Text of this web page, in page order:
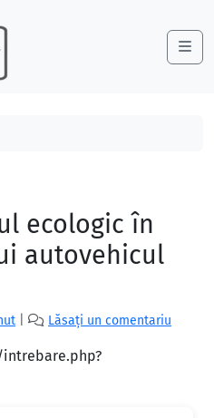
ecologic în
autovehicul
Lăsați un comentariu